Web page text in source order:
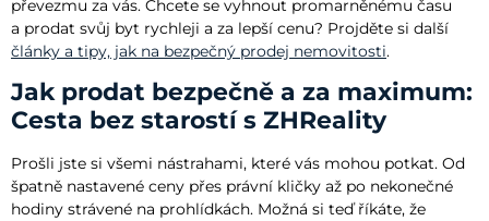
převezmu za vás. Chcete se vyhnout promarněnému času
a prodat svůj byt rychleji a za lepší cenu? Projděte si další
články a tipy, jak na bezpečný prodej nemovitosti.
Jak prodat bezpečně a za maximum:
Cesta bez starostí s ZHReality
Prošli jste si všemi nástrahami, které vás mohou potkat. Od
špatně nastavené ceny přes právní kličky až po nekonečné
hodiny strávené na prohlídkách. Možná si teď říkáte, že